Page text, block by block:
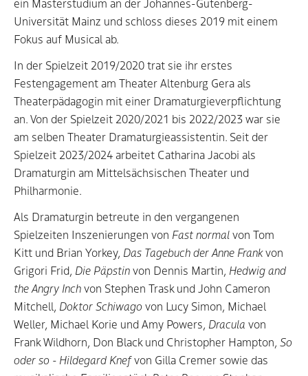
Universität Mainz und schloss dieses 2019 mit einem
Fokus auf Musical ab.
In der Spielzeit 2019/2020 trat sie ihr erstes
Festengagement am Theater Altenburg Gera als
Theaterpädagogin mit einer Dramaturgieverpflichtung
an. Von der Spielzeit 2020/2021 bis 2022/2023 war sie
am selben Theater Dramaturgieassistentin. Seit der
Spielzeit 2023/2024 arbeitet Catharina Jacobi als
Dramaturgin am Mittelsächsischen Theater und
Philharmonie.
Als Dramaturgin betreute in den vergangenen
Spielzeiten Inszenierungen von Fast normalvon Tom
Kitt und Brian Yorkey, Das Tagebuch der Anne Frankvon
Grigori Frid, Die Päpstinvon Dennis Martin, Hedwig and
the Angry Inchvon Stephen Trask und John Cameron
Mitchell, Doktor Schiwago von Lucy Simon, Michael
Weller, Michael Korie und Amy Powers, Dracula von
Frank Wildhorn, Don Black und Christopher Hampton, So
oder so - Hildegard Knefvon Gilla Cremer sowie das